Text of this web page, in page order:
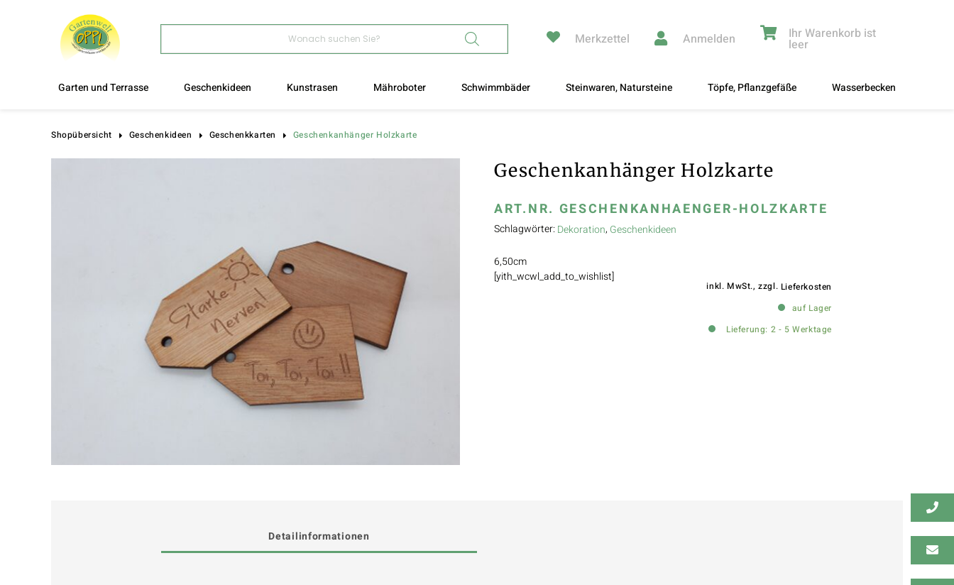
Merkzettel Anmelden Ihr Warenkorb ist
leer
Garten und Terrasse Geschenkideen Kunstrasen Mähroboter Schwimmbäder Steinwaren, Natursteine Töpfe, Pflanzgefäße Wasserbecken
Shopübersicht Geschenkideen Geschenkkarten Geschenkanhänger Holzkarte
Geschenkanhänger Holzkarte
ART.NR. GESCHENKANHAENGER-HOLZKARTE
Schlagwörter: Dekoration, Geschenkideen
6,50cm
[yith_wcwl_add_to_wishlist]
inkl. MwSt., zzgl. Lieferkosten
auf Lager
Lieferung: 2 - 5 Werktage
Detailinformationen